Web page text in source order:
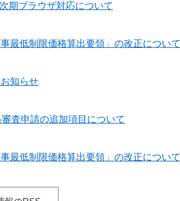
期ブラウザ対応について
最低制限価格算出要領」の改正について
知らせ
査申請の追加項目について
最低制限価格算出要領」の改正について